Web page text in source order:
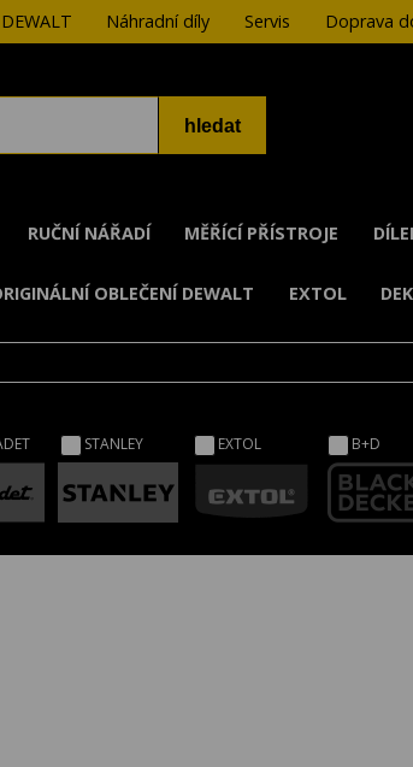
Náhradní díly Servis Doprava
RUČNÍ NÁŘADÍ MĚŘÍCÍ PŘÍSTROJE
OBLEČENÍ DEWALT EXTOL DEK
STANLEY EXTOL B+D